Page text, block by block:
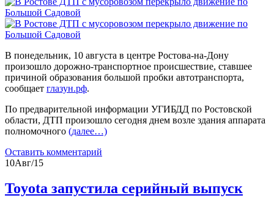
В понедельник, 10 августа в центре Ростова-на-Дону
произошло дорожно-транспортное происшествие, ставшее
причиной образования большой пробки автотранспорта,
сообщает глазун.рф.
По предварительной информации УГИБДД по Ростовской
области, ДТП произошло сегодня днем возле здания аппарата
полномочного (далее…)
Оставить комментарий
10Авг/15
Toyota запустила серийный выпуск